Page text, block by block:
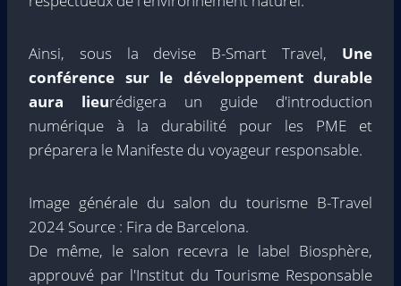
Ainsi, sous la devise B-Smart Travel, Une
conférence sur le développement durable
aura lieurédigera un guide d'introduction
numérique à la durabilité pour les PME et
préparera le Manifeste du voyageur responsable.
Image générale du salon du tourisme B-Travel
2024 Source : Fira de Barcelona.
De même, le salon recevra le label Biosphère,
approuvé par l'Institut du Tourisme Responsable